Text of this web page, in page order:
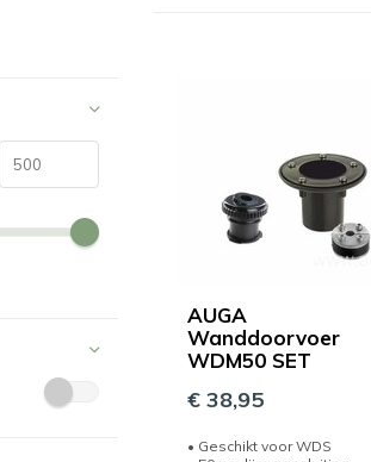
AUGA
Wanddoorvoer
WDM50 SET
€ 38,95
• Geschikt voor WDS